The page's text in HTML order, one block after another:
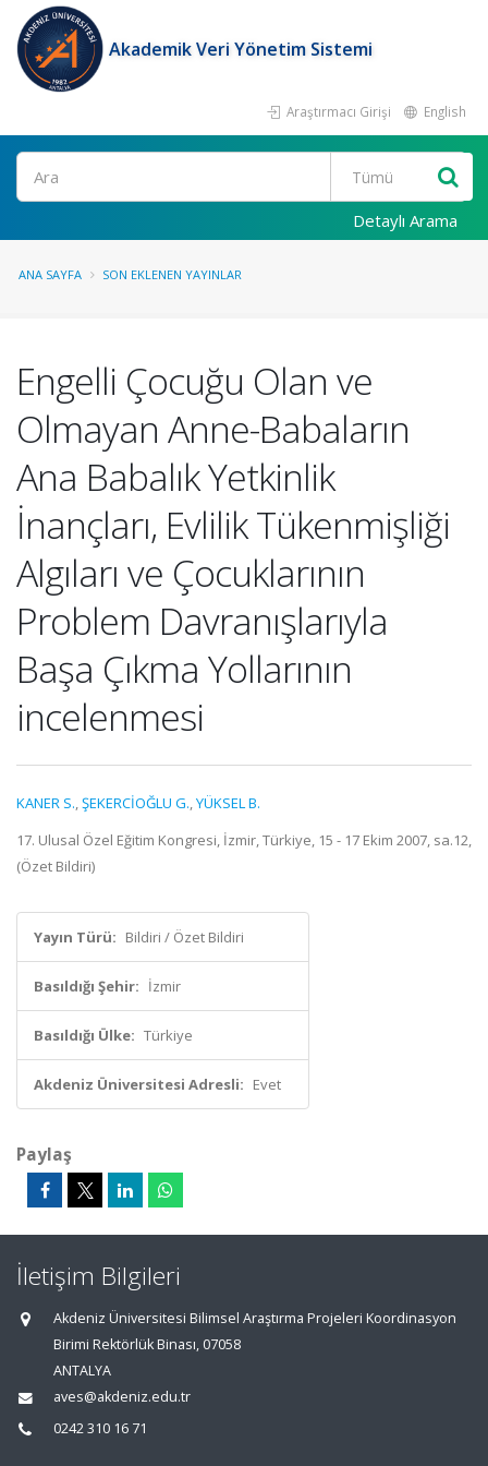
Akademik Veri Yönetim Sistemi
Araştırmacı Girişi English
Ara
Detaylı Arama
ANA SAYFA SON EKLENEN YAYINLAR
Engelli Çocuğu Olan ve
Olmayan Anne-Babaların
Ana Babalık Yetkinlik
İnançları, Evlilik Tükenmişliği
Algıları ve Çocuklarının
Problem Davranışlarıyla
Başa Çıkma Yollarının
incelenmesi
KANER S.,ŞEKERCİOĞLU G.,YÜKSEL B.
17. Ulusal Özel Eğitim Kongresi, İzmir, Türkiye, 15 - 17 Ekim 2007, sa.12,
(Özet Bildiri)
Yayın Türü: Bildiri / Özet Bildiri
Basıldığı Şehir: İzmir
Basıldığı Ülke: Türkiye
Akdeniz Üniversitesi Adresli: Evet
Paylaş
İletişim Bilgileri
Akdeniz Üniversitesi Bilimsel Araştırma Projeleri Koordinasyon
Birimi Rektörlük Binası, 07058
ANTALYA
aves@akdeniz.edu.tr
0242 310 16 71